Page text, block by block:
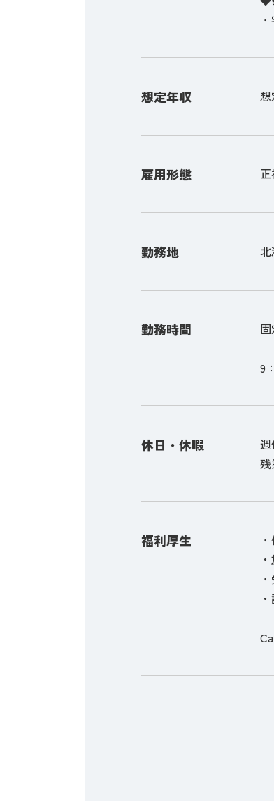
想定年収 想
雇用形態 正
勤務地 北
勤務時間
9
休日・休暇
週
残
福利厚生